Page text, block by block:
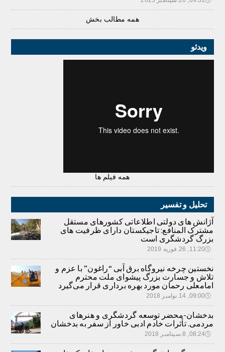
همه مطالب بخش
ویدئو
همه فیلم ها
تحلیل و تفسیر
آژانش های دولتی اطلاعاتی کشورهای مستقل
مشترک المنافع: تاجیکستان دارای ظرفیت های
بزرگ گردشگری است
🕔11:20, 26.فوریه 2019
نخستین چرخه نیروگاه برق آبی “راغون” با عزم و
تلاش و جسارت بزرگ پیشوای ملت محترم
امامعلی رحمان مورد بهره برداری قرار می‌گیرد
🕔09:00, 14.نوامبر 2018
بدخشان-محضر توسعه گردشگری و هنرهای
مردمی. تأثرات خادم ادبی خاور از سفر به بدخشان
🕔08:24, 8.سپتامبر 2018